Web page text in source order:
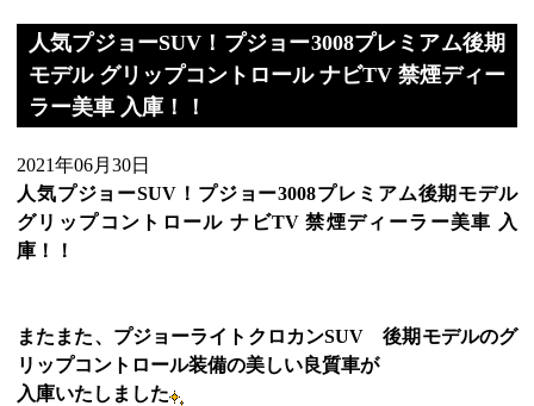
人気プジョーSUV！プジョー3008プレミアム後期
モデル グリップコントロール ナビTV 禁煙ディー
ラー美車 入庫！！
2021年06月30日
人気プジョーSUV！プジョー3008プレミアム後期モデル
グリップコントロール ナビTV 禁煙ディーラー美車 入
庫！！
またまた、プジョーライトクロカンSUV 後期モデルのグ
リップコントロール装備の美しい良質車が
入庫いたしました